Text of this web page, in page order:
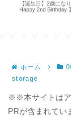
【 STARBUCKS 】シリコ
トレーでアイスコーヒー＆
ホーム
storage
※※本サイトはア
PRが含まれて